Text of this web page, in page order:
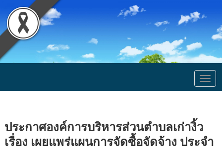
ประกาศองค์การบริหารส่วนตำบลเก่างิ้ว
เรื่อง เผยแพร่แผนการจัดซื้อจัดจ้าง ประจำ